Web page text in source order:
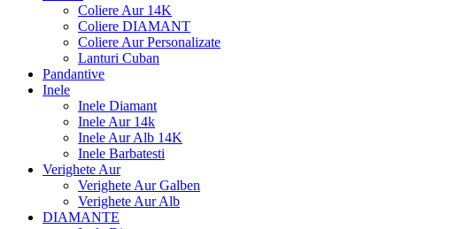
Coliere Aur 14K
Coliere DIAMANT
Coliere Aur Personalizate
Lanturi Cuban
Pandantive
Inele
Inele Diamant
Inele Aur 14k
Inele Aur Alb 14K
Inele Barbatesti
Verighete Aur
Verighete Aur Galben
Verighete Aur Alb
DIAMANTE